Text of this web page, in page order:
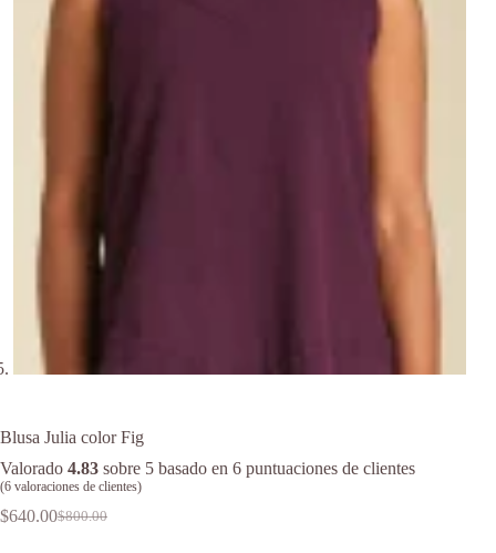
Blusa Julia color Fig
Valorado 4.83 sobre 5 basado en 6 puntuaciones de clientes
(6 valoraciones de clientes)
$800.00
Original
$640.00Current